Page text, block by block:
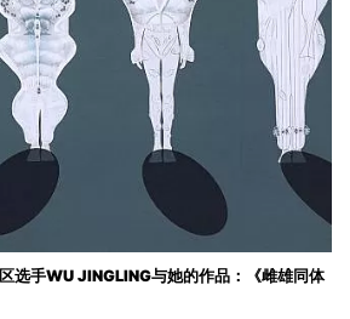
选手WU JINGLING与她的作品：《雌雄同体